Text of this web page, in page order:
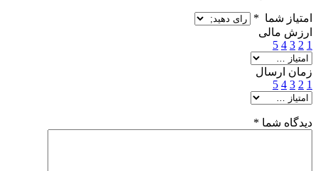
امتیاز شما *
ارزش مالی
1
2
3
4
5
زمان ارسال
1
2
3
4
5
دیدگاه شما *